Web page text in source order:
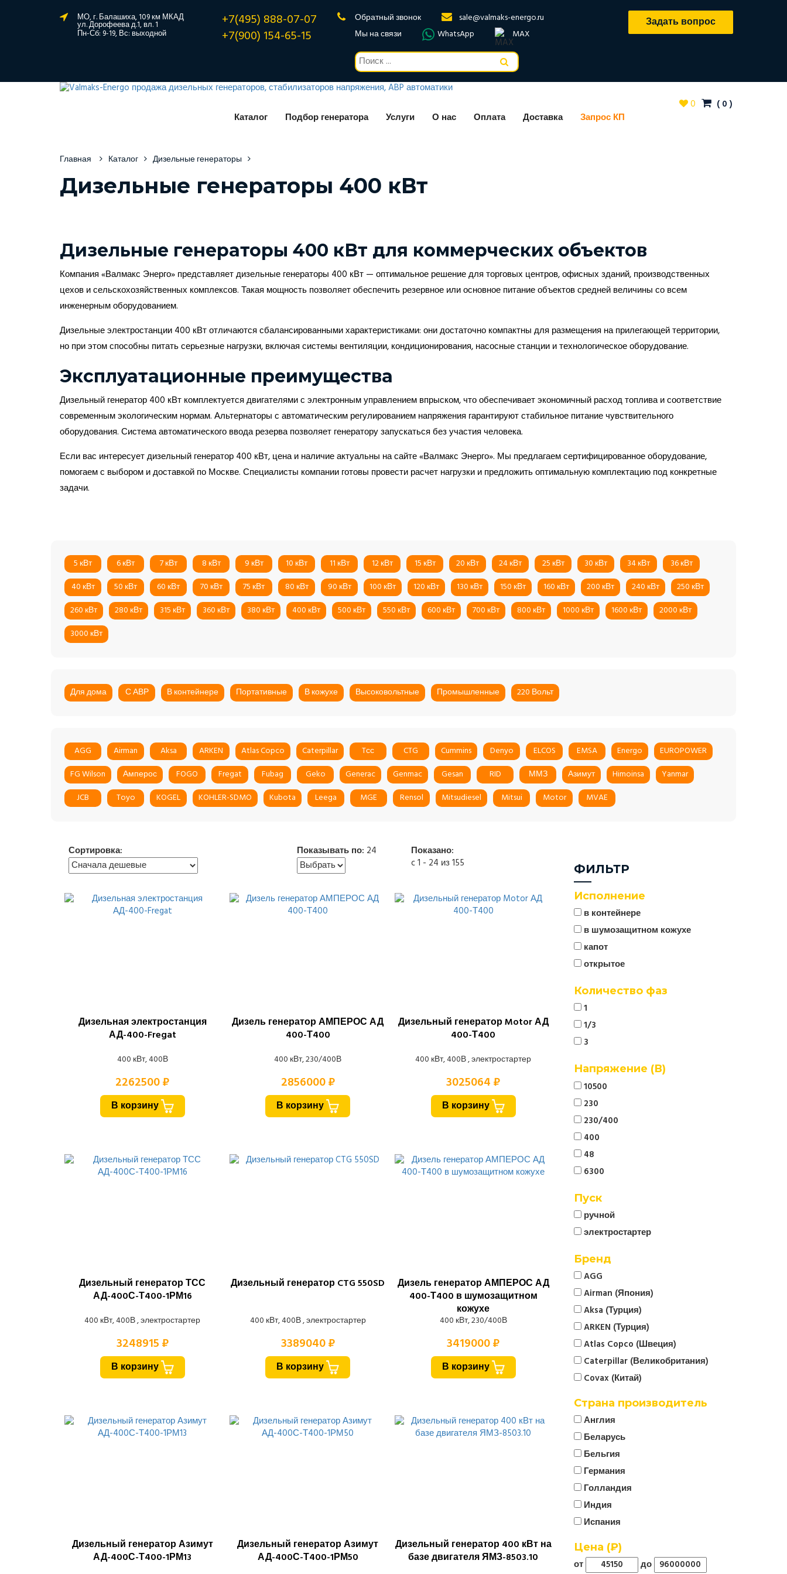
МО, г. Балашиха, 109 км МКАД
ул. Дорофеева д.1, вл. 1
Пн-Сб: 9-19, Вс: выходной
+7(495) 888-07-07
+7(900) 154-65-15
Обратный звонок
sale@valmaks-energo.ru
Мы на связи
WhatsApp MAX
Задать вопрос
Каталог Подбор генератора Услуги О нас Оплата Доставка Запрос КП
0 ( 0)
Главная Каталог Дизельные генераторы
Дизельные генераторы 400 кВт
Дизельные генераторы 400 кВт для коммерческих объектов
Компания «Валмакс Энерго» представляет дизельные генераторы 400 кВт — оптимальное решение для торговых центров, офисных зданий, производственных
цехов и сельскохозяйственных комплексов. Такая мощность позволяет обеспечить резервное или основное питание объектов средней величины со всем
инженерным оборудованием.
Дизельные электростанции 400 кВт отличаются сбалансированными характеристиками: они достаточно компактны для размещения на прилегающей территории,
но при этом способны питать серьезные нагрузки, включая системы вентиляции, кондиционирования, насосные станции и технологическое оборудование.
Эксплуатационные преимущества
Дизельный генератор 400 кВт комплектуется двигателями с электронным управлением впрыском, что обеспечивает экономичный расход топлива и соответствие
современным экологическим нормам. Альтернаторы с автоматическим регулированием напряжения гарантируют стабильное питание чувствительного
оборудования. Система автоматического ввода резерва позволяет генератору запускаться без участия человека.
Если вас интересует дизельный генератор 400 кВт, цена и наличие актуальны на сайте «Валмакс Энерго». Мы предлагаем сертифицированное оборудование,
помогаем с выбором и доставкой по Москве. Специалисты компании готовы провести расчет нагрузки и предложить оптимальную комплектацию под конкретные
задачи.
5 кВт 6 кВт 7 кВт 8 кВт 9 кВт 10 кВт 11 кВт 12 кВт 15 кВт 20 кВт 24 кВт 25 кВт 30 кВт 34 кВт
36 кВт
40 кВт
50 кВт 60 кВт 70 кВт 75 кВт 80 кВт 90 кВт 100 кВт 120 кВт 130 кВт 150 кВт 160 кВт 200 кВт 240 кВт
250 кВт
260 кВт
280 кВт 315 кВт 360 кВт 380 кВт 400 кВт 500 кВт 550 кВт 600 кВт 700 кВт 800 кВт 1000 кВт 1600 кВт
2000 кВт
3000 кВт
Для дома С АВР В контейнере Портативные В кожухе Высоковольтные Промышленные 220 Вольт
AGG Airman Aksa ARKEN Atlas Copco Caterpillar Tсс CTG Cummins Denyo ELCOS EMSA Energo
EUROPOWER
FG Wilson
Амперос FOGO Fregat Fubag Geko Generac Genmac Gesan RID ММЗ Азимут Himoinsa
Yanmar
JCB
Toyo KOGEL KOHLER-SDMO Kubota Leega MGE Rensol Mitsudiesel Mitsui Motor MVAE
Сортировка: Показывать по: 24
Показано:
c 1 - 24 из 155
Дизельная электростанция
АД-400-Fregat
400 кВт, 400В
2262500 ₽
В корзину
Дизель генератор АМПЕРОС АД
400-Т400
400 кВт, 230/400В
2856000 ₽
В корзину
Дизельный генератор Motor АД
400-Т400
400 кВт, 400В , электростартер
3025064 ₽
В корзину
Дизельный генератор ТСС
АД-400С-Т400-1РМ16
400 кВт, 400В , электростартер
3248915 ₽
В корзину
Дизельный генератор CTG 550SD
400 кВт, 400В , электростартер
3389040 ₽
В корзину
Дизель генератор АМПЕРОС АД
400-Т400 в шумозащитном
кожухе
400 кВт, 230/400В
3419000 ₽
В корзину
Дизельный генератор Азимут
АД-400С-Т400-1РМ13
Дизельный генератор Азимут
АД-400С-Т400-1РМ50
Дизельный генератор 400 кВт на
базе двигателя ЯМЗ-8503.10
ФИЛЬТР
Исполнение
в контейнере
в шумозащитном кожухе
капот
открытое
Количество фаз
1
1/3
3
Напряжение (В)
10500
230
230/400
400
48
6300
Пуск
ручной
электростартер
Бренд
AGG
Airman (Япония)
Aksa (Турция)
ARKEN (Турция)
Atlas Copco (Швеция)
Caterpillar (Великобритания)
Covax (Китай)
Cummins (Великобритания)
Denyo (Япония)
ELCOS (Италия)
EMSA (Турция)
Energo
EUROPOWER (Бельгия)
FG Wilson (Великобритания)
FOGO (Польша)
Fregat
Страна производитель
Англия
Беларусь
Бельгия
Германия
Голландия
Индия
Испания
Италия
Китай
Цена (₽)
от до